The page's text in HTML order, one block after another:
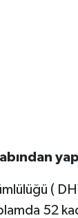
(
52